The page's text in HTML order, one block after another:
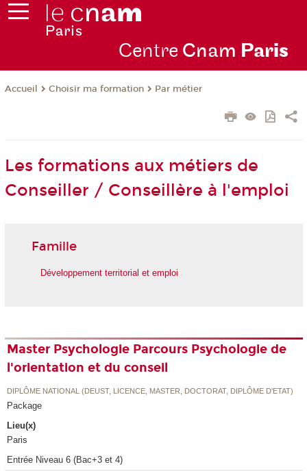
Centre Cnam Paris
Accueil Choisir ma formation Par métier
Les formations aux métiers de
Conseiller / Conseillère à l'emploi
Famille
Développement territorial et emploi
Master Psychologie Parcours Psychologie de
l'orientation et du conseil
DIPLÔME NATIONAL (DEUST, LICENCE, MASTER, DOCTORAT, DIPLÔME D'ETAT)
Package
Lieu(x)
Paris
Entrée Niveau 6 (Bac+3 et 4)